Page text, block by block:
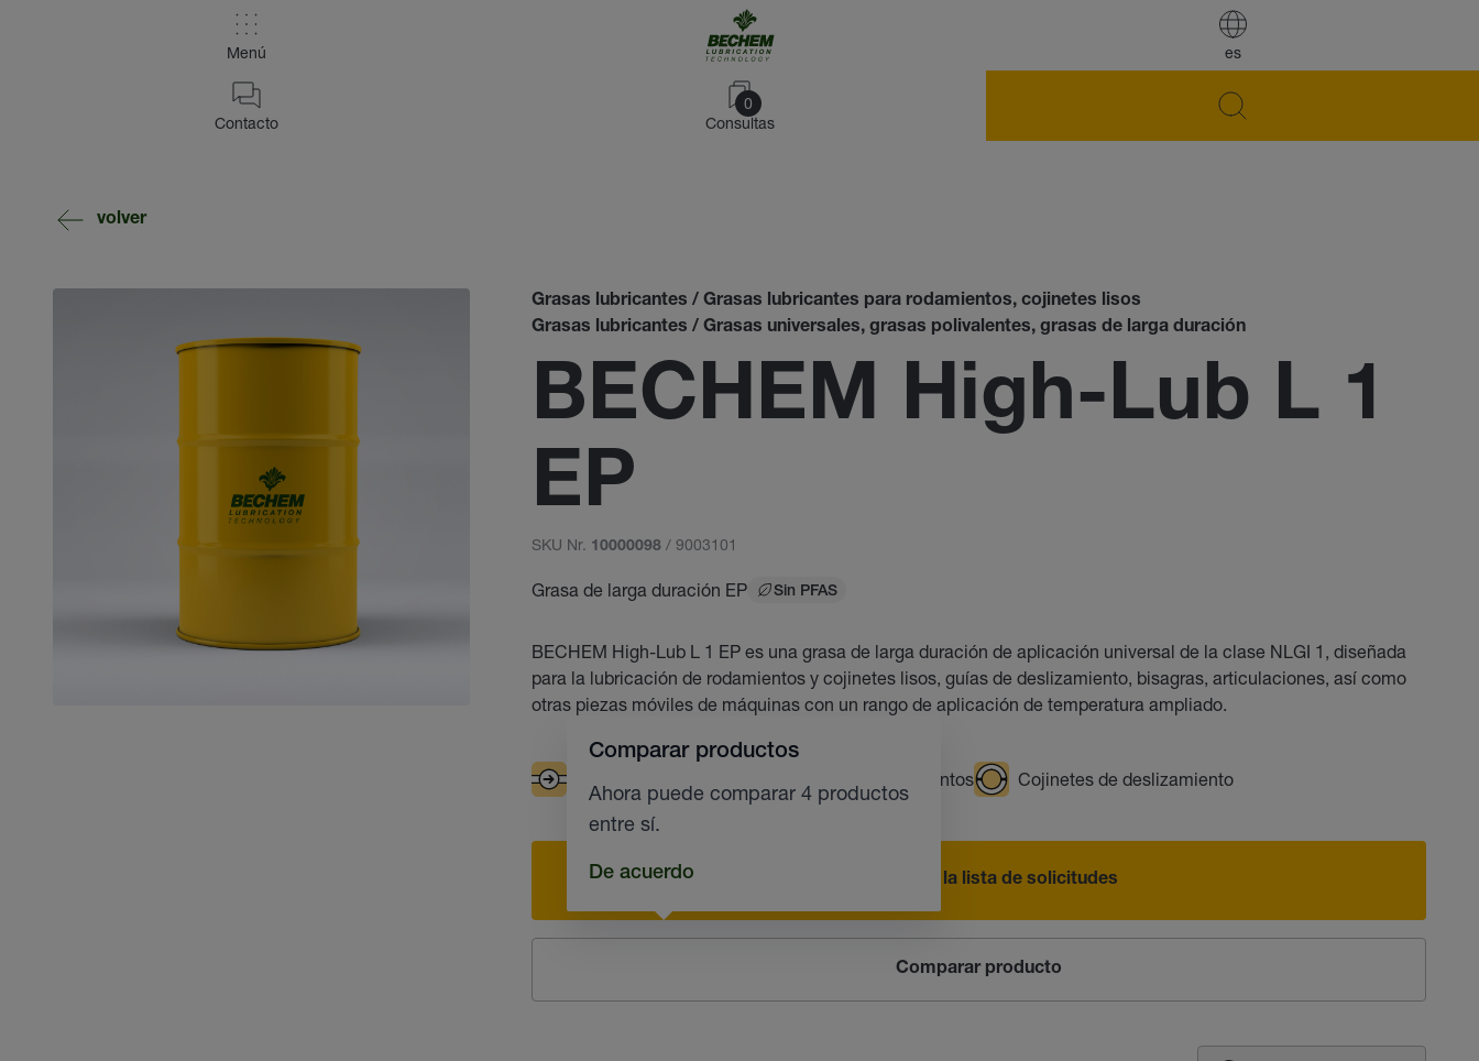
es
Menú
0
Consultas
Contacto
volver
Grasas lubricantes / Grasas lubricantes para rodamientos, cojinetes lisos
Grasas lubricantes / Grasas universales, grasas polivalentes, grasas de larga duración
BECHEM High-Lub L 1
EP
SKU Nr. 10000098 / 9003101
Grasa de larga duración EP Sin PFAS
BECHEM High-Lub L 1 EP es una grasa de larga duración de aplicación universal de la clase NLGI 1, diseñada
para la lubricación de rodamientos y cojinetes lisos, guías de deslizamiento, bisagras, articulaciones, así como
otras piezas móviles de máquinas con un rango de aplicación de temperatura ampliado.
Rodamientos Cojinetes de deslizamiento
Añadir a la lista de solicitudes
Comparar producto
Comparar productos
Ahora puede comparar 4 productos
entre sí.
De acuerdo